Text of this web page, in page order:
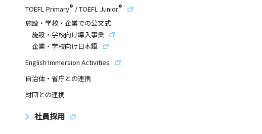
TOEFL Primary® /TOEFL Junior®
施設・学校・企業での公文式
施設・学校向け導入事業
企業・学校向け日本語
English Immersion Activities
自治体・省庁との連携
財団との連携
社員採用